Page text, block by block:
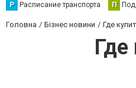
Р Расписание транспорта П
Головна Бізнес новини Где